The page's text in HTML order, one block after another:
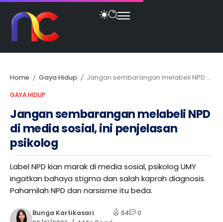
Home / Gaya Hidup / Jangan sembarangan melabeli NPD di media sosial, ini penjelasan psikolog
GAYA HIDUP
Jangan sembarangan melabeli NPD
di media sosial, ini penjelasan
psikolog
Label NPD kian marak di media sosial, psikolog UMY
ingatkan bahaya stigma dan salah kaprah diagnosis.
Pahamilah NPD dan narsisme itu beda.
Bunga Kartikasari
64 0